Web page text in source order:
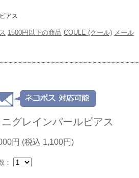
アス
1500円以下の商品 COULE (クール) メール
ニグレインパールピアス
円 (税込 1,100円)
：